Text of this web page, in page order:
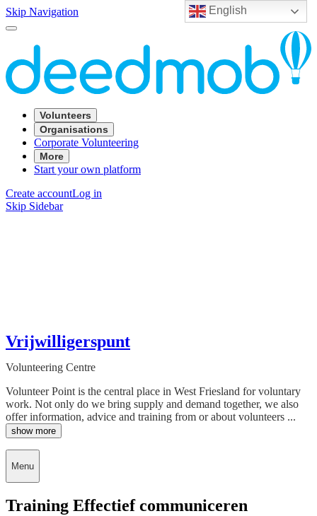
English
Skip Navigation
Volunteers
Organisations
Corporate Volunteering
More
Start your own platform
Create accountLog in
Skip Sidebar
Vrijwilligerspunt
Volunteering Centre
Volunteer Point is the central place in West Friesland for voluntary
work. Not only do we bring supply and demand together, we also
offer information, advice and training from or about volunteers ...
show more
Menu
Training Effectief communiceren